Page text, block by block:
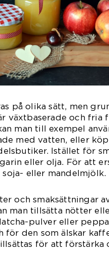
på olika sätt, men
växtbaserade och fria
man till exempel
med vatten, eller
Istället för
eller olja. För att
soja- eller mandelmjölk.
och smaksättningar
man tillsätta nötter
pulver eller
den som älskar
för att förstärka